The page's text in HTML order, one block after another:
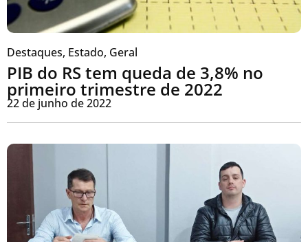
Destaques, Estado, Geral
PIB do RS tem queda de 3,8% no
primeiro trimestre de 2022
22 de junho de 2022